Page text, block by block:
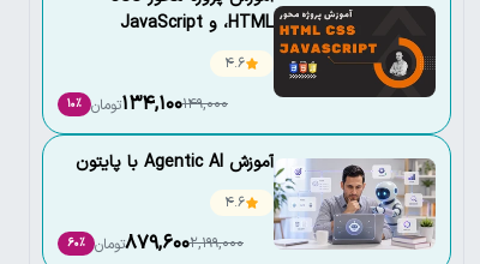
،HTML و JavaScript
4.6
149,000
134,100تومان 10٪
آموزش Agentic AI با پایتون
4.6
2,199,000
879,600تومان 60٪